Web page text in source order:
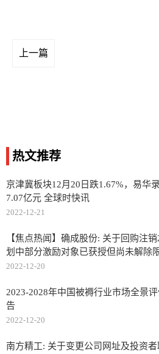
上一篇
热文推荐
京津冀板块12月20日跌1.67%，易华
7.07亿元 全球时快讯
2022-12-21
【焦点热闻】确成股份: 关于回购注
划中部分激励对象已获授但尚未解除
2022-12-20
2023-2028年中国被褥行业市场全景
告
2022-12-20
南方精工: 关于变更公司网址及投资